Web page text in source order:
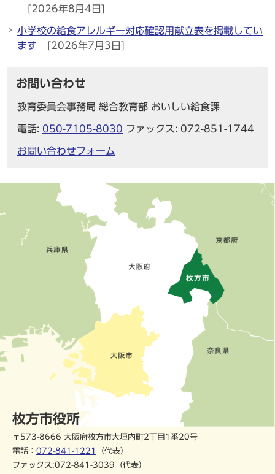
[2026年8月4日]
小学校の給食アレルギー対応確認用献立表を掲載してい
ます
[2026年7月3日]
お問い合わせ
教育委員会事務局 総合教育部 おいしい給食課
電話: 050-7105-8030 ファックス: 072-851-1744
お問い合わせフォーム
枚方市役所
〒573-8666 大阪府枚方市大垣内町2丁目1番20号
電話： 072-841-1221
（代表）
ファックス:072-841-3039（代表）